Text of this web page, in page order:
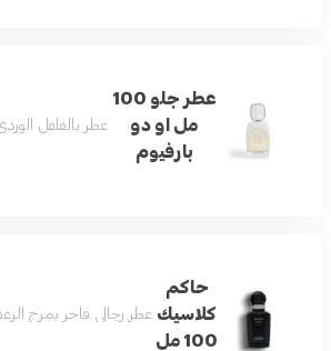
عطر جلو 100
مل او دو
بارفيوم
عطر بالفلفل
حاكم
كلاسيك
100 مل
عطر رجالي فاخر يمزج